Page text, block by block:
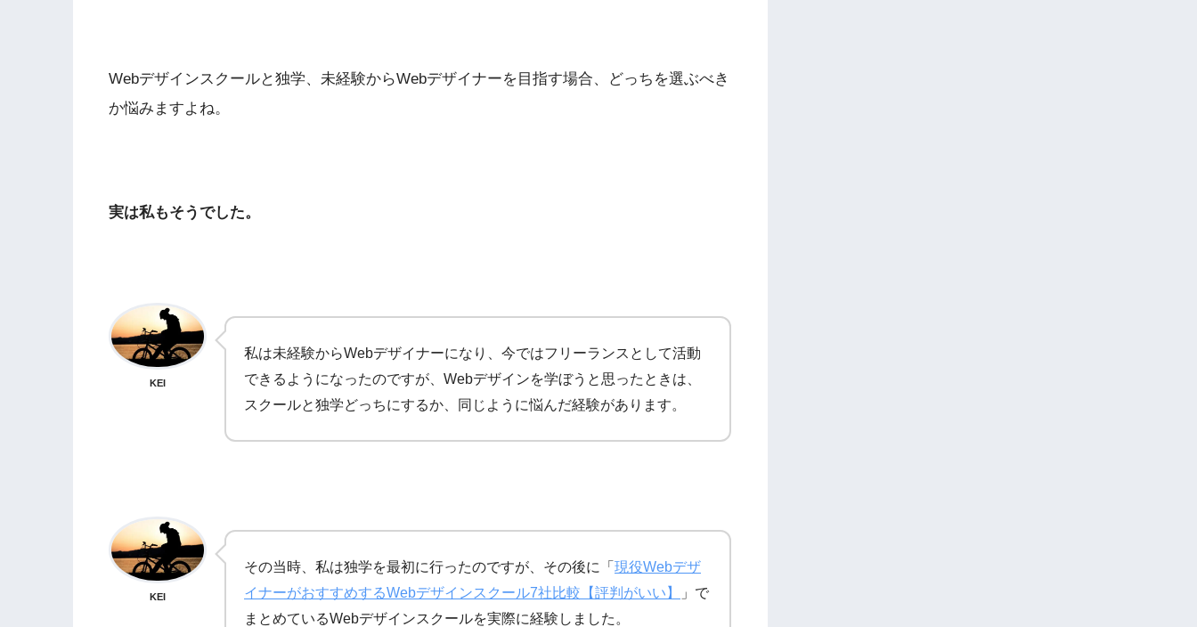
Webデザインスクールと独学、未経験からWebデザイナーを目指す場合、どっちを選ぶべき
か悩みますよね。
実は私もそうでした。
KEI
私は未経験からWebデザイナーになり、今ではフリーランスとして活動
できるようになったのですが、Webデザインを学ぼうと思ったときは、
スクールと独学どっちにするか、同じように悩んだ経験があります。
KEI
その当時、私は独学を最初に行ったのですが、その後に「現役Webデザ
イナーがおすすめするWebデザインスクール7社比較【評判がいい】
」で
まとめているWebデザインスクールを実際に経験しました。